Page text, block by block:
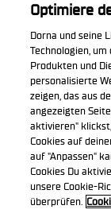
Die
Optimiere
Dorna und seine
Technologien,
Produkten und
personalisierte
zeigen, das aus
angezeigten
aktivieren"
Cookies auf
auf "Anpassen"
Cookies Du
unsere Cookie-
überprüfen.